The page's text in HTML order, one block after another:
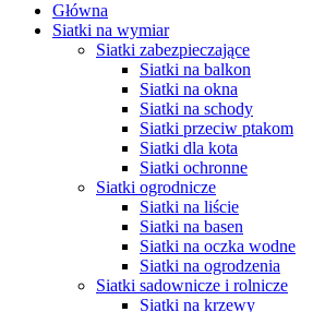
Główna
Siatki na wymiar
Siatki zabezpieczające
Siatki na balkon
Siatki na okna
Siatki na schody
Siatki przeciw ptakom
Siatki dla kota
Siatki ochronne
Siatki ogrodnicze
Siatki na liście
Siatki na basen
Siatki na oczka wodne
Siatki na ogrodzenia
Siatki sadownicze i rolnicze
Siatki na krzewy